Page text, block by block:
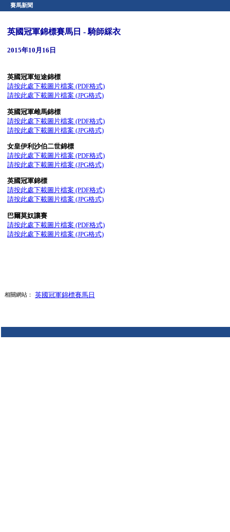
賽馬新聞
英國冠軍錦標賽馬日 - 騎師綵衣
2015年10月16日
英國冠軍短途錦標
請按此處下載圖片檔案 (PDF格式)
請按此處下載圖片檔案 (JPG格式)
英國冠軍雌馬錦標
請按此處下載圖片檔案 (PDF格式)
請按此處下載圖片檔案 (JPG格式)
女皇伊利沙伯二世錦標
請按此處下載圖片檔案 (PDF格式)
請按此處下載圖片檔案 (JPG格式)
英國冠軍錦標
請按此處下載圖片檔案 (PDF格式)
請按此處下載圖片檔案 (JPG格式)
巴爾莫奴讓賽
請按此處下載圖片檔案 (PDF格式)
請按此處下載圖片檔案 (JPG格式)
相關網站： 英國冠軍錦標賽馬日